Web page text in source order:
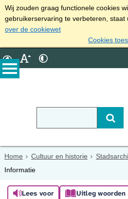
Wij zouden graag functionele cookies
gebruikerservaring te verbeteren, staat
over de cookiewet
Cookies
Home Cultuur en historie
Informatie
Lees voor Uitleg woorden